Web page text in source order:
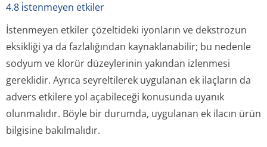
4.8 i̇stenmeyen etkiler
İstenmeyen etkiler çözeltideki iyonların ve dekstrozun
eksikliği ya da fazlalığından kaynaklanabilir; bu nedenle
sodyum ve klorür düzeylerinin yakından izlenmesi
gereklidir. Ayrıca seyreltilerek uygulanan ek ilaçların da
advers etkilere yol açabileceği konusunda uyanık
olunmalıdır. Böyle bir durumda, uygulanan ek ilacın ürün
bilgisine bakılmalıdır.